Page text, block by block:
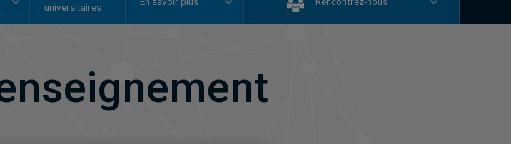
universitaires